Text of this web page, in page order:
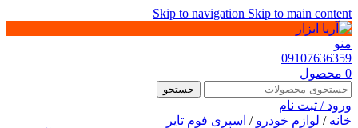
Skip to navigation Skip to main content
منو
09107636359
0 محصول
جستجو
ورود / ثبت نام
خانه/ لوازم خودرو/ اسپری فوم تایر